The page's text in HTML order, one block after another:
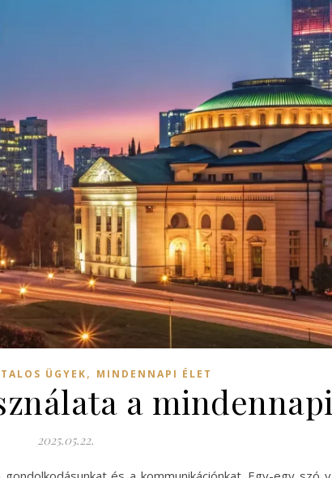
ÜGYEK, MINDENNAPI ÉLET
a
2025.05.22.